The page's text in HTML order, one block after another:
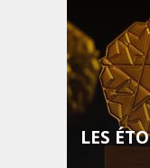
LES